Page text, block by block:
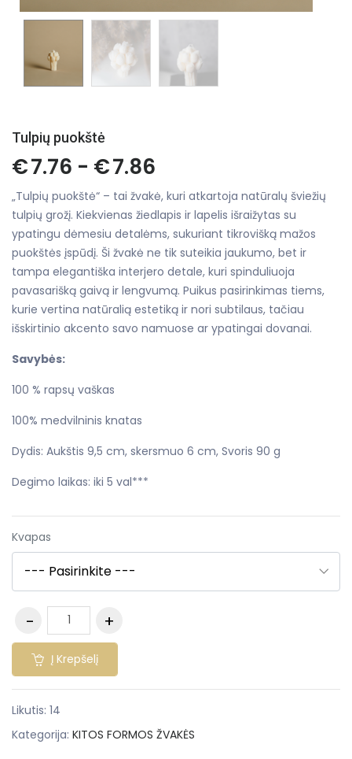
Tulpių puokštė
€7.76 - €7.86
„Tulpių puokštė“ – tai žvakė, kuri atkartoja natūralų šviežių
tulpių grožį. Kiekvienas žiedlapis ir lapelis išraižytas su
ypatingu dėmesiu detalėms, sukuriant tikrovišką mažos
puokštės įspūdį. Ši žvakė ne tik suteikia jaukumo, bet ir
tampa elegantiška interjero detale, kuri spinduliuoja
pavasarišką gaivą ir lengvumą. Puikus pasirinkimas tiems,
kurie vertina natūralią estetiką ir nori subtilaus, tačiau
išskirtinio akcento savo namuose ar ypatingai dovanai.
Savybės:
100 % rapsų vaškas
100% medvilninis knatas
Dydis: Aukštis 9,5 cm, skersmuo 6 cm, Svoris 90 g
Degimo laikas: iki 5 val***
Kvapas
Į Krepšelį
Likutis: 14
Kategorija: KITOS FORMOS ŽVAKĖS